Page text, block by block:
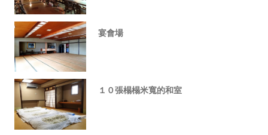
宴會場
１０張榻榻米寬的和室